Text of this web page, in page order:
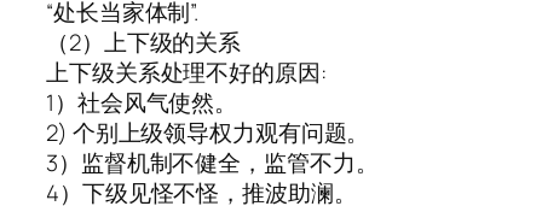
“处长当家体制”.
（2）上下级的关系
上下级关系处理不好的原因:
1）社会风气使然。
2) 个别上级领导权力观有问题。
3）监督机制不健全，监管不力。
4）下级见怪不怪，推波助澜。